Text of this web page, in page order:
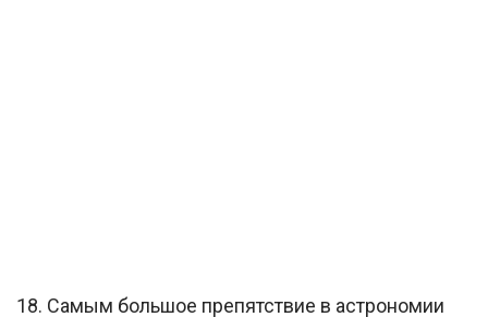
18. Самым большое препятствие в астрономии